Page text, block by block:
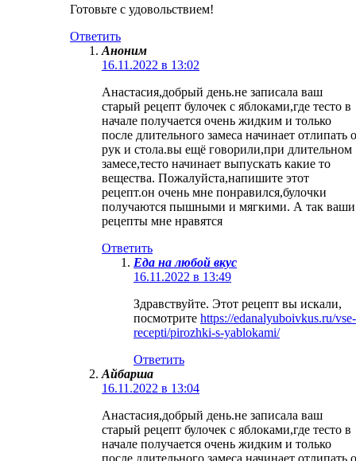
Готовьте с удовольствием!
Ответить
Аноним
16.11.2022 в 13:02
Анастасия,добрый день.не записала ваш
старый рецепт булочек с яблоками,где тесто в
начале получается очень жидким и только
после длительного замеса начинает отлипать
рук и стола.вы ещё говорили,при длительном
замесе,тесто начинает выпускать какие то
вещества. Пожалуйста,напишите этот
рецепт.он очень мне понравился,булочки
получаются пышными и мягкими. А так ваши
рецепты мне нравятся
Ответить
Еда на любой вкус
16.11.2022 в 13:49
Здравствуйте. Этот рецепт вы искали,
посмотрите https://edanalyuboivkus.ru/vse-
recepti/pirozhki-s-yablokami/
Ответить
Айбарша
16.11.2022 в 13:04
Анастасия,добрый день.не записала ваш
старый рецепт булочек с яблоками,где тесто в
начале получается очень жидким и только
после длительного замеса начинает отлипать